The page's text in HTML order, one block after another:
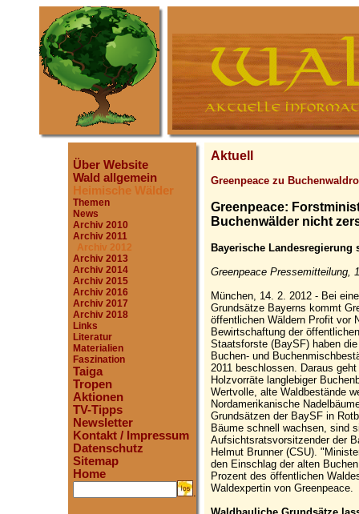
Über Website
Wald allgemein
Heimische Wälder
Themen
News
Archiv 2010
Archiv 2011
Archiv 2012
Archiv 2013
Archiv 2014
Archiv 2015
Archiv 2016
Archiv 2017
Archiv 2018
Links
Literatur
Materialien
Faszination
Taiga
Tropen
Aktionen
TV-Tipps
Newsletter
Kontakt / Impressum
Datenschutz
Sitemap
Home
.
Aktuell
Greenpeace zu
Greenpeace:
Buchenwälder nicht
Bayerische Landesregierung
Greenpeace Pressemitteilung,
München, 14. 2. 2012 - Bei
Grundsätze Bayerns kommt
öffentlichen Wäldern Profit vor
Bewirtschaftung der
Staatsforste (BaySF) haben
Buchen- und
2011 beschlossen. Daraus
Holzvorräte langlebiger
Wertvolle, alte Waldbestände
Nordamerikanische
Grundsätzen der BaySF in
Bäume schnell wachsen, sind
Aufsichtsratsvorsitzender der
Helmut Brunner (CSU).
den Einschlag der alten
Prozent des öffentlichen
Waldexpertin von Greenpeace.